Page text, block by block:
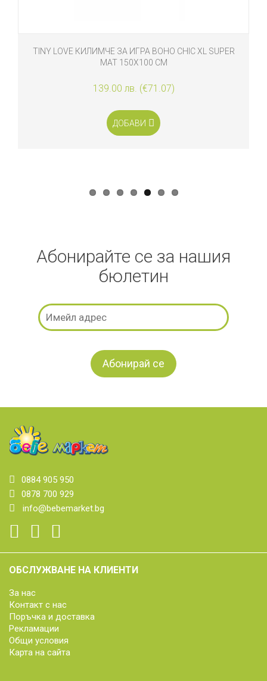
TINY LOVE КИЛИМЧЕ ЗА ИГРА BOHO CHIC XL SUPER
MAT 150Х100 СМ
139.00 лв. (€71.07)
ДОБАВИ
Абонирайте се за нашия
бюлетин
0884 905 950
0878 700 929
info@bebemarket.bg
ОБСЛУЖВАНЕ НА КЛИЕНТИ
За нас
Контакт с нас
Поръчка и доставка
Рекламации
Общи условия
Карта на сайта